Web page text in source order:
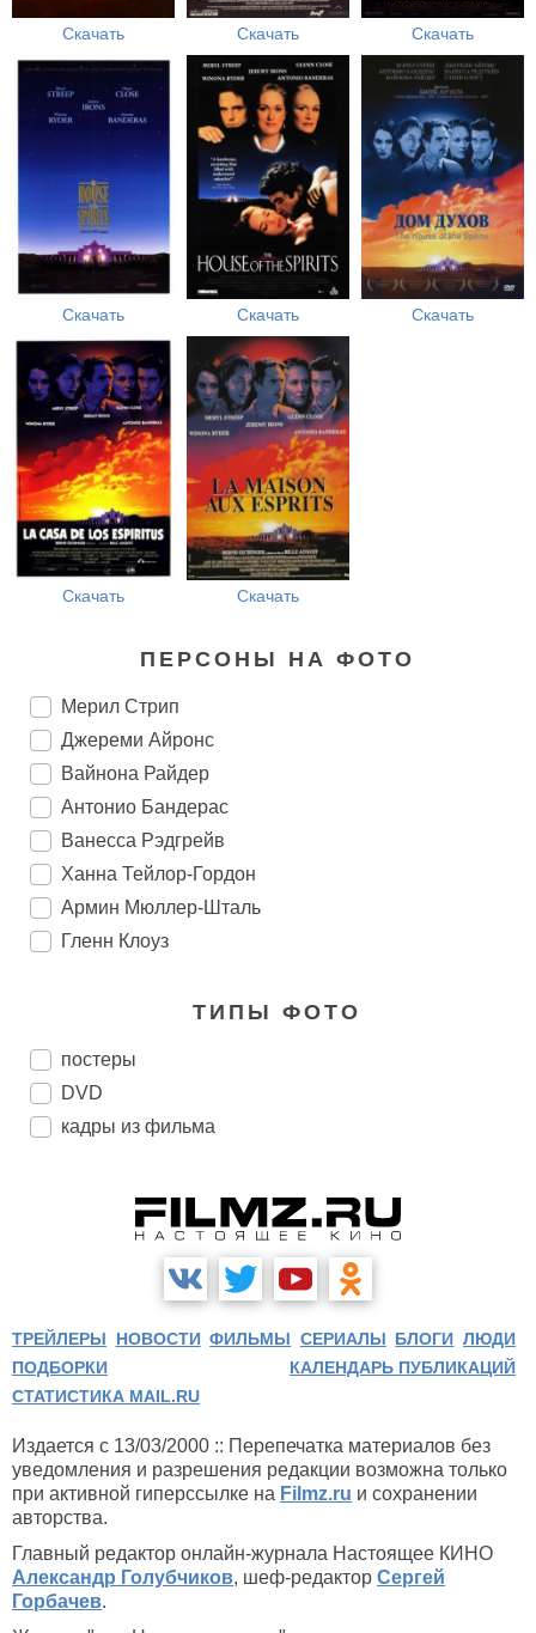
Скачать Скачать Скачать
Скачать Скачать Скачать
Скачать Скачать
ПЕРСОНЫ НА ФОТО
Мерил Стрип
Джереми Айронс
Вайнона Райдер
Антонио Бандерас
Ванесса Рэдгрейв
Ханна Тейлор-Гордон
Армин Мюллер-Шталь
Гленн Клоуз
ТИПЫ ФОТО
постеры
DVD
кадры из фильма
ТРЕЙЛЕРЫ НОВОСТИ ФИЛЬМЫ СЕРИАЛЫ БЛОГИ ЛЮДИ
ПОДБОРКИ
КАЛЕНДАРЬ ПУБЛИКАЦИЙ
СТАТИСТИКА MAIL.RU
Издается с 13/03/2000 :: Перепечатка материалов без
уведомления и разрешения редакции возможна только
при активной гиперссылке на Filmz.ru и сохранении
авторства.
Главный редактор онлайн-журнала Настоящее КИНО
Александр Голубчиков, шеф-редактор Сергей
Горбачев.